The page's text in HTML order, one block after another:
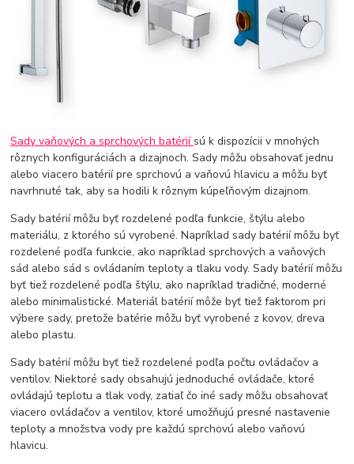
Sady vaňových a sprchových batérií sú k dispozícii v mnohých
rôznych konfiguráciách a dizajnoch. Sady môžu obsahovať jednu
alebo viacero batérií pre sprchovú a vaňovú hlavicu a môžu byť
navrhnuté tak, aby sa hodili k rôznym kúpeľňovým dizajnom.
Sady batérií môžu byť rozdelené podľa funkcie, štýlu alebo
materiálu, z ktorého sú vyrobené. Napríklad sady batérií môžu byť
rozdelené podľa funkcie, ako napríklad sprchových a vaňových
sád alebo sád s ovládaním teploty a tlaku vody. Sady batérií môžu
byť tiež rozdelené podľa štýlu, ako napríklad tradičné, moderné
alebo minimalistické. Materiál batérií môže byť tiež faktorom pri
výbere sady, pretože batérie môžu byť vyrobené z kovov, dreva
alebo plastu.
Sady batérií môžu byť tiež rozdelené podľa počtu ovládačov a
ventilov. Niektoré sady obsahujú jednoduché ovládače, ktoré
ovládajú teplotu a tlak vody, zatiaľ čo iné sady môžu obsahovať
viacero ovládačov a ventilov, ktoré umožňujú presné nastavenie
teploty a množstva vody pre každú sprchovú alebo vaňovú
hlavicu.